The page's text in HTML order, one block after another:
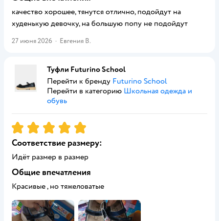
качество хорошее, тянутся отлично, подойдут на
худенькую девочку, на большую попу не подойдут
27 июня 2026 · Евгения В.
Туфли Futurino School
Перейти к бренду Futurino School
Перейти в категорию Школьная одежда и
обувь
Рейтинг:5
Соответствие размеру:
Идёт размер в размер
Общие впечатления
Красивые , но тяжеловатые